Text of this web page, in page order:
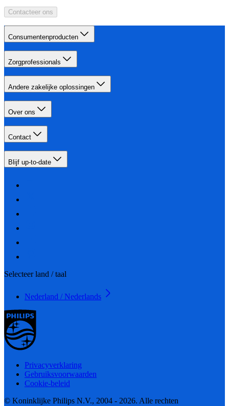
Contacteer ons
Consumentenproducten
Zorgprofessionals
Andere zakelijke oplossingen
Over ons
Contact
Blijf up-to-date
Selecteer land / taal
Nederland / Nederlands
Privacyverklaring
Gebruiksvoorwaarden
Cookie-beleid
© Koninklijke Philips N.V., 2004 - 2026. Alle rechten